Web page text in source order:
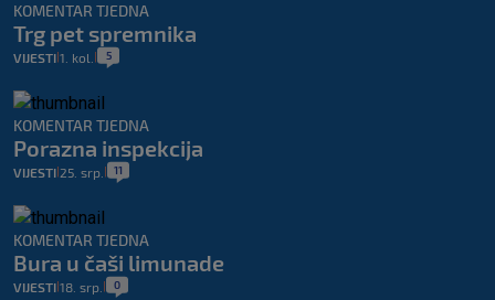
KOMENTAR TJEDNA
Trg pet spremnika
VIJESTI 1. kol. 5
KOMENTAR TJEDNA
Porazna inspekcija
VIJESTI 25. srp. 11
KOMENTAR TJEDNA
Bura u čaši limunade
VIJESTI 18. srp. 0